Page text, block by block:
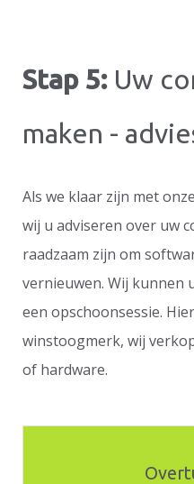
Stap 5: Uw
maken -
Als we klaar zijn met
wij u adviseren over uw
raadzaam zijn om
vernieuwen. Wij kunnen
een opschoonsessie.
winstoogmerk, wij
of hardware.